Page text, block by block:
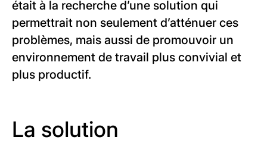
était à la recherche d’une solution qui
permettrait non seulement d’atténuer ces
problèmes, mais aussi de promouvoir un
environnement de travail plus convivial et
plus productif.
La solution